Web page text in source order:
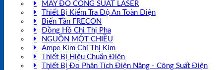
MÁY ĐO CÔNG SUẤT LASER
Thiết Bị Kiểm Tra Độ An Toàn Điện
Biến Tần FRECON
Đồng Hồ Chỉ Thị Pha
NGUỒN MỘT CHIỀU
Ampe Kìm Chỉ Thị Kim
Thiết Bị Hiệu Chuẩn Điện
Thiết Bị Đo Phân Tích Điện Năng - Công Suất Điện